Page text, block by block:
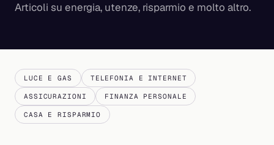
Articoli su energia, utenze, risparmio e molto altro.
LUCE E GAS TELEFONIA E INTERNET
ASSICURAZIONI FINANZA PERSONALE
CASA E RISPARMIO